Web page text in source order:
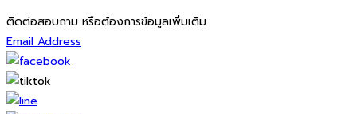
ติดต่อสอบถาม หรือต้องการข้อมูลเพิ่มเติม
Email Address